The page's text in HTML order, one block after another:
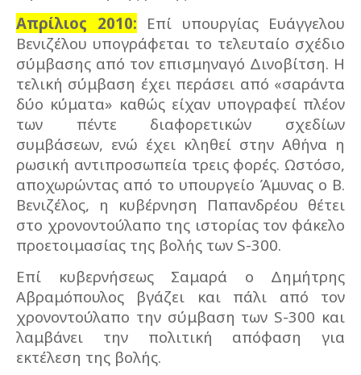
Απρίλιος 2010: Επί υπουργίας Ευάγγελου
Βενιζέλου υπογράφεται το τελευταίο σχέδιο
σύμβασης από τον επισμηναγό Δινοβίτση. Η
τελική σύμβαση έχει περάσει από «σαράντα
δύο κύματα» καθώς είχαν υπογραφεί πλέον
των πέντε διαφορετικών σχεδίων
συμβάσεων, ενώ έχει κληθεί στην Αθήνα η
ρωσική αντιπροσωπεία τρεις φορές. Ωστόσο,
αποχωρώντας από το υπουργείο Άμυνας ο Β.
Βενιζέλος, η κυβέρνηση Παπανδρέου θέτει
στο χρονοντούλαπο της ιστορίας τον φάκελο
προετοιμασίας της βολής των S-300.
Επί κυβερνήσεως Σαμαρά ο Δημήτρης
Αβραμόπουλος βγάζει και πάλι από τον
χρονοντούλαπο την σύμβαση των S-300 και
λαμβάνει την πολιτική απόφαση για
εκτέλεση της βολής.